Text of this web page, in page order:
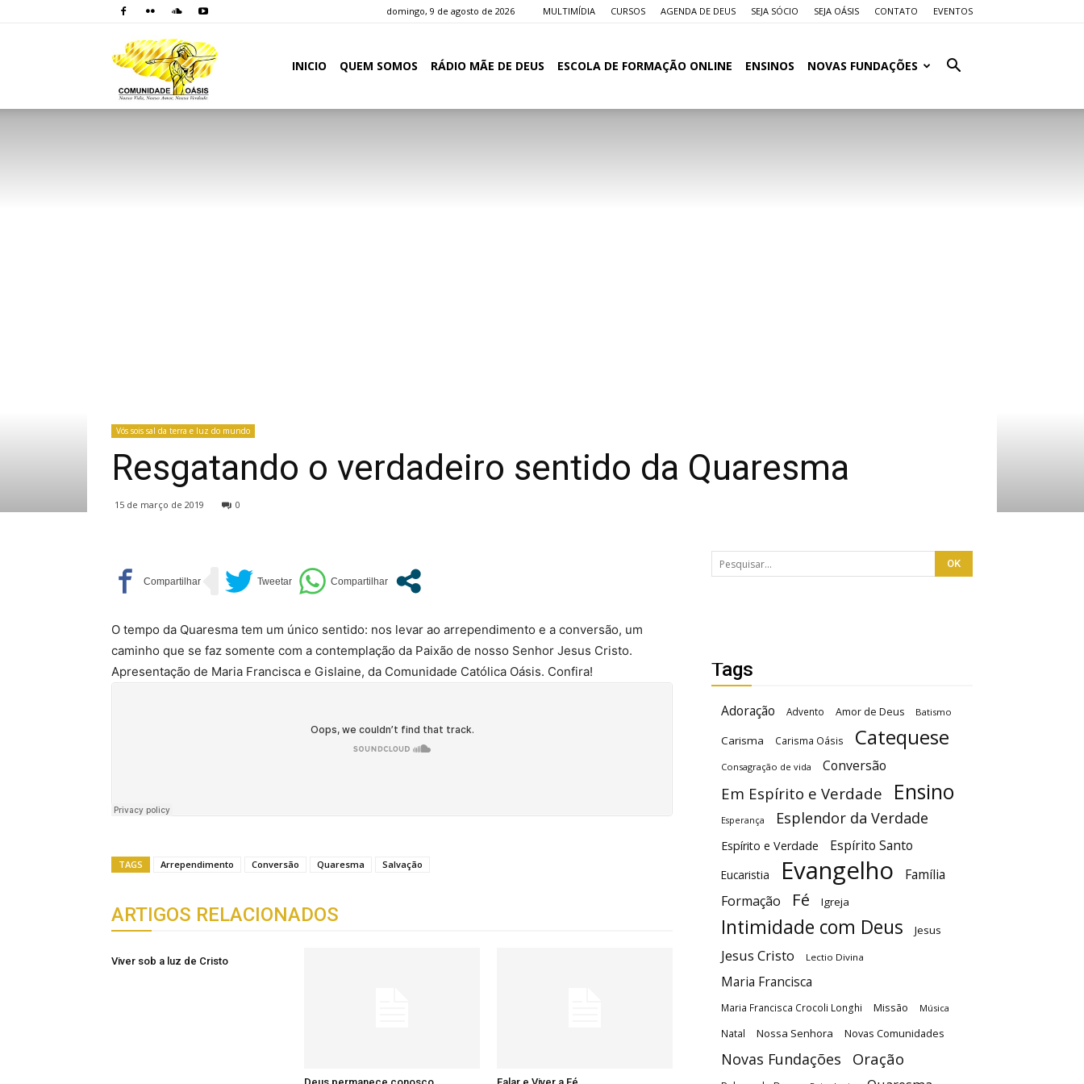
domingo, 9 de agosto de 2026 MULTIMÍDIA CURSOS AGENDA DE DEUS SEJA SÓCIO SEJA OÁSIS CONTATO EVENTOS
INICIO QUEM SOMOS RÁDIO MÃE DE DEUS ESCOLA DE FORMAÇÃO ONLINE ENSINOS NOVAS FUNDAÇÕES
Vós sois sal da terra e luz do mundo
Resgatando o verdadeiro sentido da Quaresma
15 de março de 2019 0
O tempo da Quaresma tem um único sentido: nos levar ao arrependimento e a conversão, um
caminho que se faz somente com a contemplação da Paixão de nosso Senhor Jesus Cristo.
Apresentação de Maria Francisca e Gislaine, da Comunidade Católica Oásis. Confira!
TAGS Arrependimento Conversão Quaresma Salvação
ARTIGOS RELACIONADOS
Viver sob a luz de Cristo
Tags
Adoração Advento Amor de Deus Batismo
Carisma Carisma Oásis Catequese
Consagração de vida Conversão
Em Espírito e Verdade Ensino
Esperança Esplendor da Verdade
Espírito e Verdade Espírito Santo
Eucaristia Evangelho
Família
Formação
Fé Igreja
Intimidade com Deus Jesus
Jesus Cristo Lectio Divina
Maria Francisca
Maria Francisca Crocoli Longhi Missão Música
Natal Nossa Senhora Novas Comunidades
Novas Fundações Oração